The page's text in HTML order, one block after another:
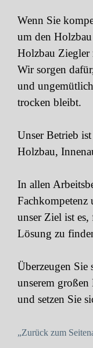
Wenn Sie
um den
Holzbau Ziegler
Wirsorgen
und
trocken bleibt.
Unser Betrieb
Holzbau,
In allen
Fachkompetenz
unser Ziel ist
Lösung zu
Überzeugen Sie
unserem großen
und setzen Sie
„Zurück zum